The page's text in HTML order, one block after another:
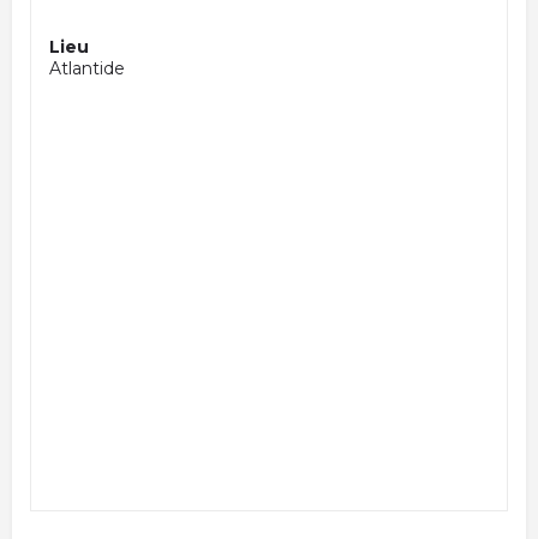
Lieu
Atlantide